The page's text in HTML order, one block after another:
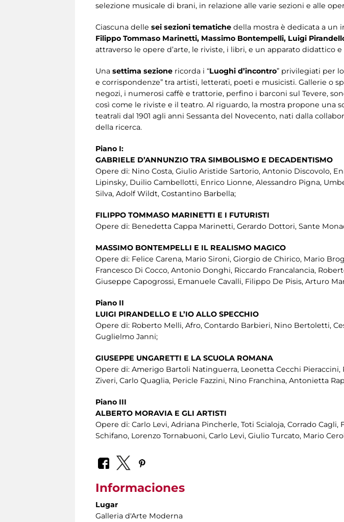
selezione musicale di brani, in relazione alle varie sezioni e alle
Ciascuna delle sei sezioni tematiche della mostra è dedicata a un
Filippo Tommaso Marinetti, Massimo Bontempelli, Luigi
attraverso le opere d’arte, le riviste, i libri, e un apparato
Una settima sezione ricorda i “Luoghi d’incontro” privilegiati per
e corrispondenze” tra artisti, letterati, poeti e musicisti. Gallerie o
negozi, i numerosi caffè e trattorie, perfino i barconi sul Tevere,
così come le riviste e il teatro. Al riguardo, la mostra propone una
teatrali dal 1901 agli anni Sessanta del Novecento, nati dalla
della ricerca.
Piano I:
GABRIELE D’ANNUNZIO TRA SIMBOLISMO E DECADENTISMO
Opere di: Nino Costa, Giulio Aristide Sartorio, Antonio Discovolo,
Lipinsky, Duilio Cambellotti, Enrico Lionne, Alessandro Pigna,
Silva, Adolf Wildt, Costantino Barbella;
FILIPPO TOMMASO MARINETTI E I FUTURISTI
Opere di: Benedetta Cappa Marinetti, Gerardo Dottori, Sante
MASSIMO BONTEMPELLI E IL REALISMO MAGICO
Opere di: Felice Carena, Mario Sironi, Giorgio de Chirico, Mario
Francesco Di Cocco, Antonio Donghi, Riccardo Francalancia,
Giuseppe Capogrossi, Emanuele Cavalli, Filippo De Pisis, Arturo
Piano II
LUIGI PIRANDELLO E L’IO ALLO SPECCHIO
Opere di: Roberto Melli, Afro, Contardo Barbieri, Nino Bertoletti,
Guglielmo Janni;
GIUSEPPE UNGARETTI E LA SCUOLA ROMANA
Opere di: Amerigo Bartoli Natinguerra, Leonetta Cecchi
Ziveri, Carlo Quaglia, Pericle Fazzini, Nino Franchina, Antonietta
Piano III
ALBERTO MORAVIA E GLI ARTISTI
Opere di: Carlo Levi, Adriana Pincherle, Toti Scialoja, Corrado
Schifano, Lorenzo Tornabuoni, Carlo Levi, Giulio Turcato, Mario
Informaciones
Lugar
Galleria d'Arte Moderna